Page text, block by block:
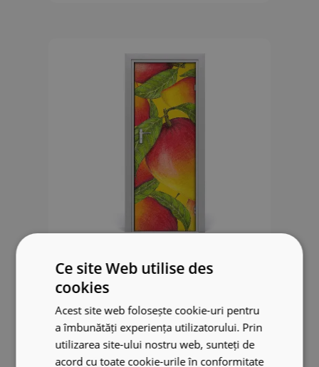
Sticker porte Mangues dessinées
49.99 €
Ce site Web utilise des
cookies
Acest site web folosește cookie-uri pentru
a îmbunătăți experiența utilizatorului. Prin
utilizarea site-ului nostru web, sunteți de
acord cu toate cookie-urile în conformitate